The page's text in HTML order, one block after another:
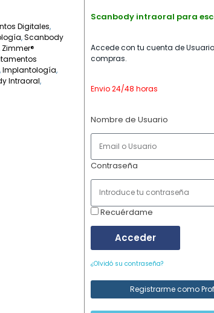
Digitales,
,Scanbody
Zimmer®
,Implantología,
Intraoral,
Scanbody intraoral para
Accede con tu cuenta de
compras.
Envio 24/48 horas
Nombre de Usuario
Contraseña
Recuérdame
Acceder
¿Olvidó su contraseña?
Registrarme como